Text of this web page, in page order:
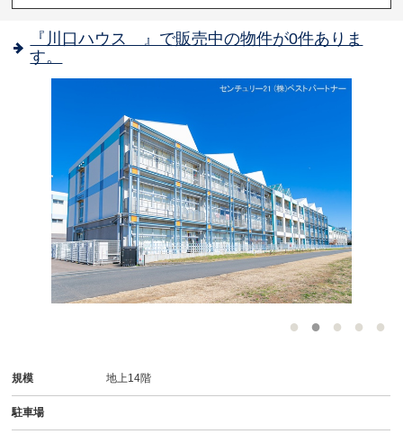
『川口ハウス 』で販売中の物件が0件ありま
す。
規模 地上14階
駐車場